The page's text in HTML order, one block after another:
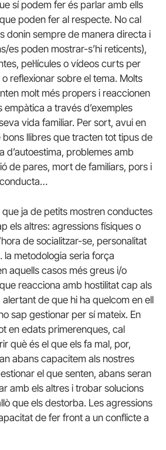
sí podem fer és parlar amb ells
poden fer al respecte. No cal
donin sempre de manera directa i
es poden mostrar-s’hi reticents),
pel·lícules o vídeos curts per
reflexionar sobre el tema. Molts
molt més propers i reaccionen
empàtica a través d’exemples
vida familiar. Per sort, avui en
bons llibres que tracten tot tipus de
d’autoestima, problemes amb
de pares, mort de familiars, pors i
que ja de petits mostren conductes
els altres: agressions físiques o
de socialitzar-se, personalitat
metodologia seria força
aquells casos més greus i/o
reacciona amb hostilitat cap als
de que hi ha quelcom en ell
sap gestionar per sí mateix. En
en edats primerenques, cal
què és el que els fa mal, por,
abans capacitem als nostres
el que senten, abans seran
amb els altres i trobar solucions
que els destorba. Les agressions
de fer front a un conflicte a